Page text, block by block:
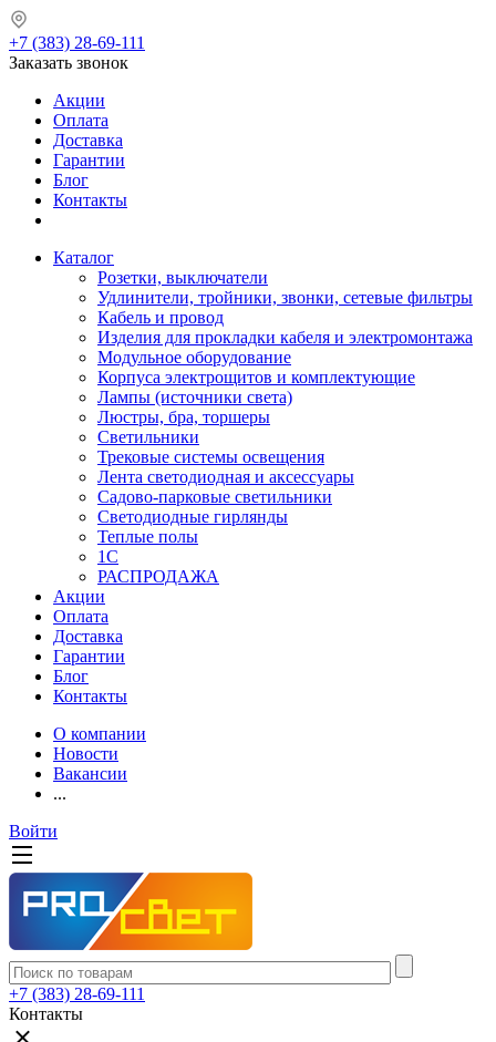
+7 (383) 28-69-111
Заказать звонок
Акции
Оплата
Доставка
Гарантии
Блог
Контакты
Каталог
Розетки, выключатели
Удлинители, тройники, звонки, сетевые фильтры
Кабель и провод
Изделия для прокладки кабеля и электромонтажа
Модульное оборудование
Корпуса электрощитов и комплектующие
Лампы (источники света)
Люстры, бра, торшеры
Светильники
Трековые системы освещения
Лента светодиодная и аксессуары
Садово-парковые светильники
Светодиодные гирлянды
Теплые полы
1С
РАСПРОДАЖА
Акции
Оплата
Доставка
Гарантии
Блог
Контакты
О компании
Новости
Вакансии
...
Войти
+7 (383) 28-69-111
Контакты